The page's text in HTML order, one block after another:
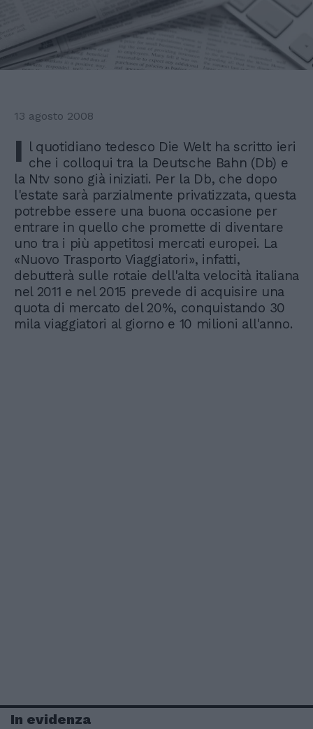
13 agosto 2008
I l quotidiano tedesco Die Welt ha scritto ieri
che i colloqui tra la Deutsche Bahn (Db) e
la Ntv sono già iniziati. Per la Db, che dopo
l'estate sarà parzialmente privatizzata, questa
potrebbe essere una buona occasione per
entrare in quello che promette di diventare
uno tra i più appetitosi mercati europei. La
«Nuovo Trasporto Viaggiatori», infatti,
debutterà sulle rotaie dell'alta velocità italiana
nel 2011 e nel 2015 prevede di acquisire una
quota di mercato del 20%, conquistando 30
mila viaggiatori al giorno e 10 milioni all'anno.
In evidenza